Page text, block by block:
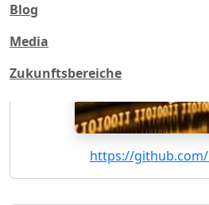
Blog
Media
Zukunftsbereiche
https://